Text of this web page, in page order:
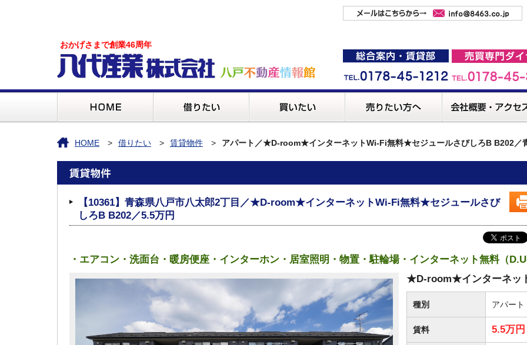
おかげさまで創業46周年
HOME 借りたい 賃貸物件 アパート／★D-room★インターネットWi-Fi無料★セジュールさびしろB B202
【10361】青森県八戸市八太郎2丁目／★D-room★インターネットWi-Fi無料★セジュールさび
しろB B202／5.5万円
・エアコン・洗面台・暖房便座・インターホン・居室照明・物置・駐輪場・インターネット無料（
★D-room★インターネッ
種別 アパート
賃料 5.5万